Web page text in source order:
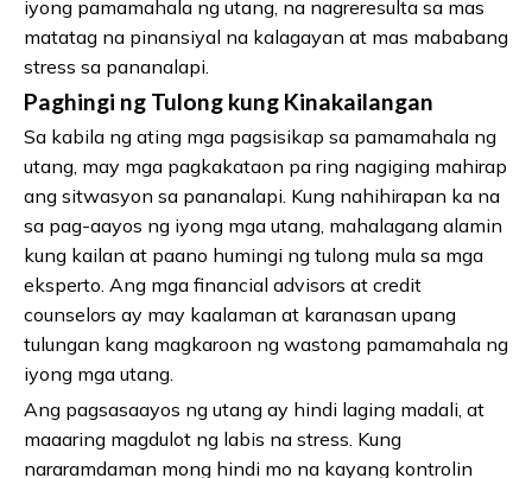
iyong pamamahala ng utang, na nagreresulta sa mas
matatag na pinansiyal na kalagayan at mas mababang
stress sa pananalapi.
Paghingi ng Tulong kung Kinakailangan
Sa kabila ng ating mga pagsisikap sa pamamahala ng
utang, may mga pagkakataon pa ring nagiging mahirap
ang sitwasyon sa pananalapi. Kung nahihirapan ka na
sa pag-aayos ng iyong mga utang, mahalagang alamin
kung kailan at paano humingi ng tulong mula sa mga
eksperto. Ang mga financial advisors at credit
counselors ay may kaalaman at karanasan upang
tulungan kang magkaroon ng wastong pamamahala ng
iyong mga utang.
Ang pagsasaayos ng utang ay hindi laging madali, at
maaaring magdulot ng labis na stress. Kung
nararamdaman mong hindi mo na kayang kontrolin